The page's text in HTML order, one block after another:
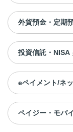
外貨預金・定期
投資信託・NISA
eペイメント/ネ
ペイジー・モバ